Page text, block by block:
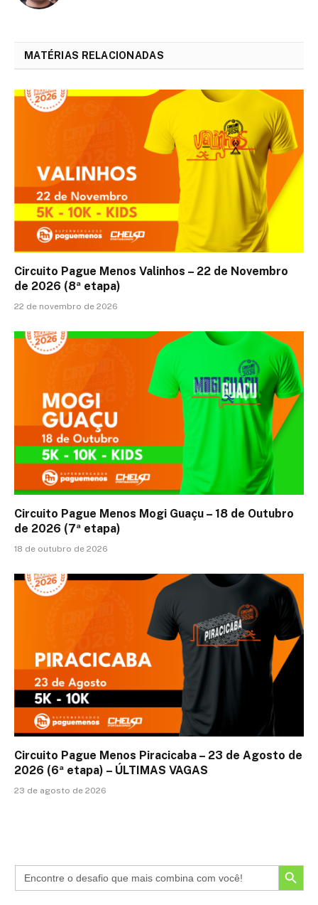
MATÉRIAS RELACIONADAS
Circuito Pague Menos Valinhos – 22 de Novembro
de 2026 (8ª etapa)
22 de novembro de 2026
Circuito Pague Menos Mogi Guaçu – 18 de Outubro
de 2026 (7ª etapa)
18 de outubro de 2026
Circuito Pague Menos Piracicaba – 23 de Agosto de
2026 (6ª etapa) – ÚLTIMAS VAGAS
23 de agosto de 2026
SEARCH BUTTON